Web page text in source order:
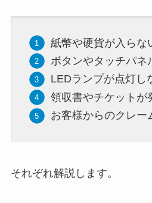
紙幣や硬貨が入らな
ボタンやタッチパネ
LEDランプが点灯し
領収書やチケットが
お客様からのクレー
それぞれ解説します。